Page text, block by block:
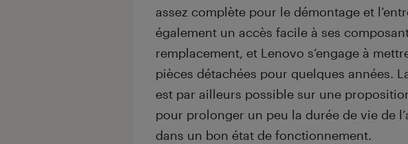
assez complète pour le démontage et
également un accès facile à ses
remplacement, et Lenovo s’engage à
pièces détachées pour quelques années.
est par ailleurs possible sur une
pour prolonger un peu la durée de vie de
dans un bon état de fonctionnement.